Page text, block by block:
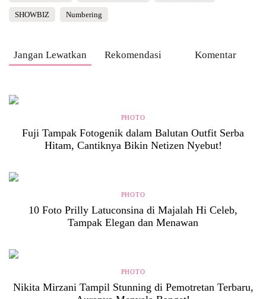
SHOWBIZ Numbering
Jangan Lewatkan Rekomendasi Komentar
PHOTO
Fuji Tampak Fotogenik dalam Balutan Outfit Serba
Hitam, Cantiknya Bikin Netizen Nyebut!
PHOTO
10 Foto Prilly Latuconsina di Majalah Hi Celeb,
Tampak Elegan dan Menawan
PHOTO
Nikita Mirzani Tampil Stunning di Pemotretan Terbaru,